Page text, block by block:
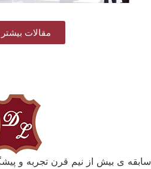
مقالات
سابقه ی بیش از نیم قرن تجربه و